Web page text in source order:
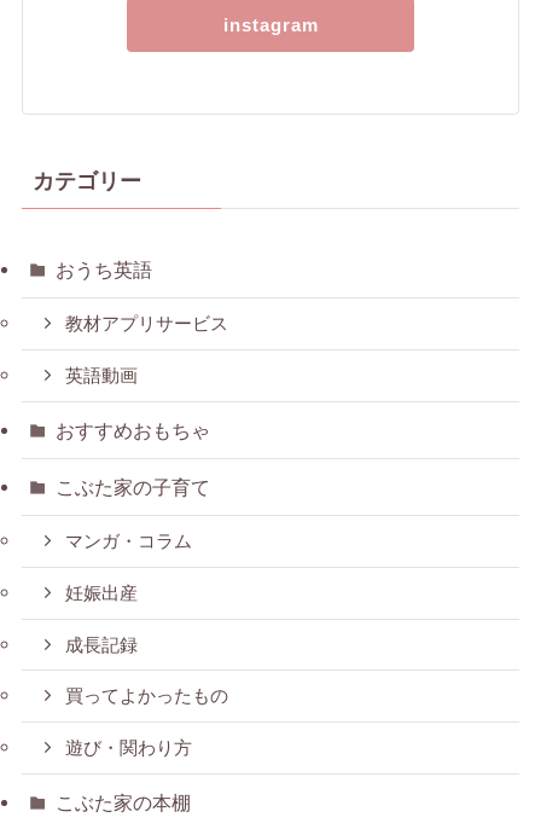
instagram
カテゴリー
おうち英語
教材アプリサービス
英語動画
おすすめおもちゃ
こぶた家の子育て
マンガ・コラム
妊娠出産
成長記録
買ってよかったもの
遊び・関わり方
こぶた家の本棚